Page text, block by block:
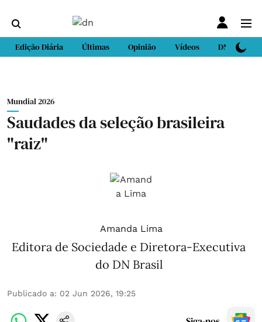
Edição Diária Últimas Opinião Vídeos DN Sport
Mundial 2026
Saudades da seleção brasileira
"raiz"
Amanda Lima
Editora de Sociedade e Diretora-Executiva
do DN Brasil
Publicado a: 02 Jun 2026, 19:25